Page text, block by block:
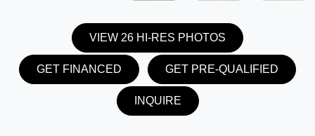
VIEW 26 HI-RES PHOTOS
GET FINANCED GET PRE-QUALIFIED
INQUIRE